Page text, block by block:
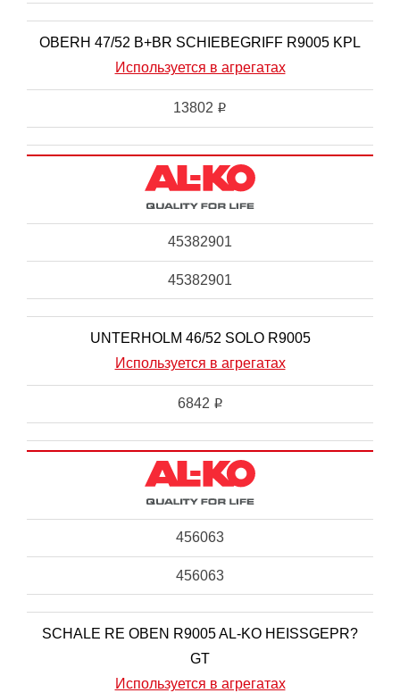
OBERH 47/52 B+BR SCHIEBEGRIFF R9005 KPL
Используется в агрегатах
13802 i
45382901
45382901
UNTERHOLM 46/52 SOLO R9005
Используется в агрегатах
6842 i
456063
456063
SCHALE RE OBEN R9005 AL-KO HEISSGEPR?
GT
Используется в агрегатах